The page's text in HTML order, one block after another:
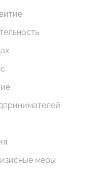
меры